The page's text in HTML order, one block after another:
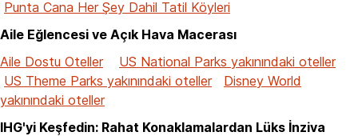
Punta Cana Her Şey Dahil Tatil Köyleri
Aile Eğlencesi ve Açık Hava Macerası
Aile Dostu Oteller
US National Parks yakınındaki oteller
US Theme Parks yakınındaki oteller
Disney World
yakınındaki oteller
IHG'yi Keşfedin: Rahat Konaklamalardan Lüks İnziva